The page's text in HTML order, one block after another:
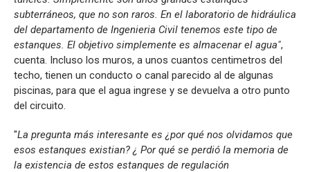
subterráneos, que no son raros. En el laboratorio de hidráulica
del departamento de Ingenieria Civil tenemos este tipo de
estanques. El objetivo simplemente es almacenar el agua",
cuenta. Incluso los muros, a unos cuantos centimetros del
techo, tienen un conducto o canal parecido al de algunas
piscinas, para que el agua ingrese y se devuelva a otro punto
del circuito.
"La pregunta más interesante es ¿por qué nos olvidamos que
esos estanques existian? ¿ Por qué se perdió la memoria de
la existencia de estos estanques de regulación